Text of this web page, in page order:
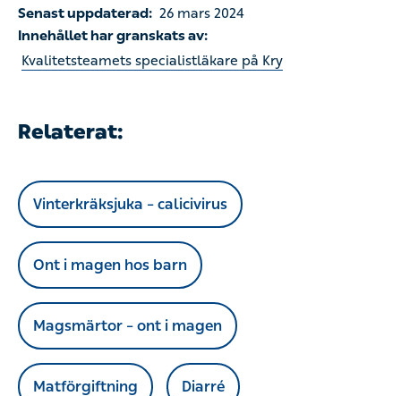
Senast uppdaterad: 26 mars 2024
Innehållet har granskats av:
Kvalitetsteamets specialistläkare på Kry
Relaterat:
Vinterkräksjuka – calicivirus
Ont i magen hos barn
Magsmärtor – ont i magen
Matförgiftning Diarré